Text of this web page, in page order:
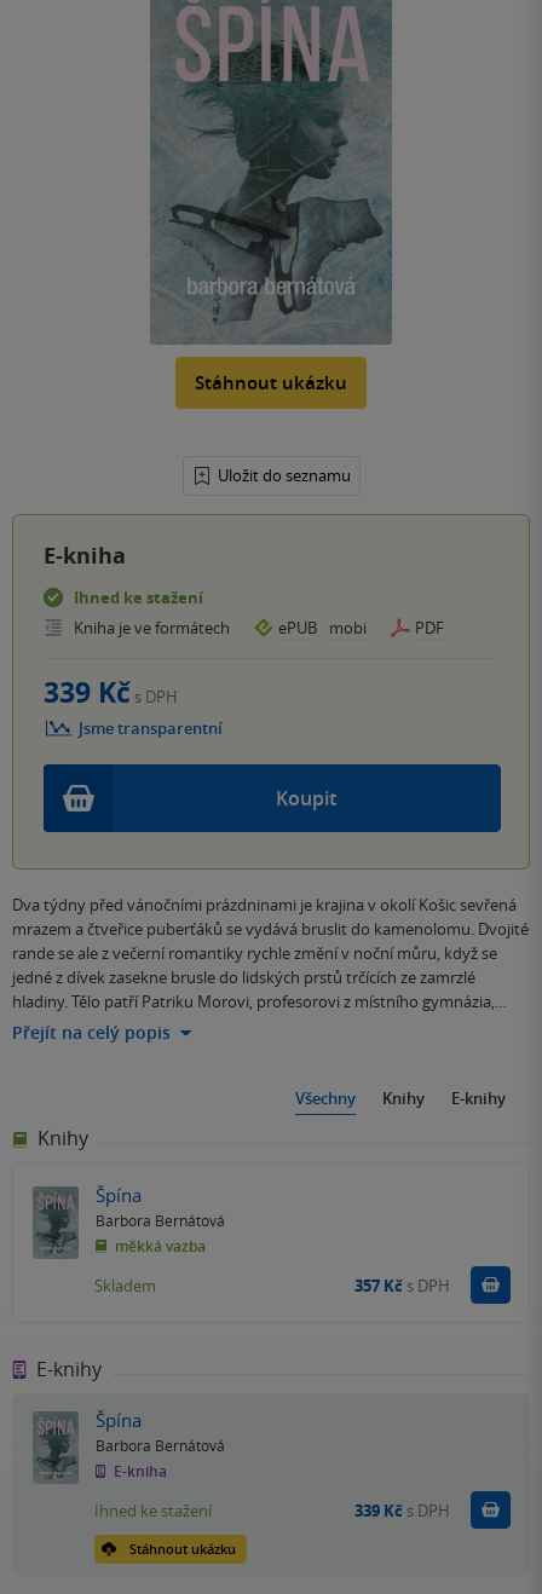
Stáhnout ukázku
Uložit do seznamu
E-kniha
Ihned ke stažení
Kniha je ve formátech
ePUB mobi PDF
Koupit
339 Kč s DPH
Jsme transparentní
Dva týdny před vánočními prázdninami je krajina v okolí Košic sevřená
mrazem a čtveřice puberťáků se vydává bruslit do kamenolomu. Dvojité
rande se ale z večerní romantiky rychle změní v noční můru, když se
jedné z dívek zasekne brusle do lidských prstů trčících ze zamrzlé
hladiny. Tělo patří Patriku Morovi, profesorovi z místního gymnázia,…
Přejít na celý popis
Všechny Knihy E-knihy
Knihy
Špína
Barbora Bernátová
měkká vazba
Skladem 357 Kč s DPH
E-knihy
Špína
Barbora Bernátová
E-kniha
Stáhnout ukázku
Ihned ke stažení 339 Kč s DPH Koupit